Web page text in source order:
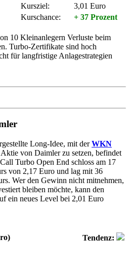
Kursziel:
3,01 Euro
Kurschance:
+ 37 Prozent
10 Kleinanlegern Verluste beim
Turbo-Zertifikate sind hoch
für langfristige Anlagestrategien
Long-Idee, mit derWKN
von Daimler zu setzen, befindet
Turbo Open End schloss am 17
von 2,17 Euro und lag mit 36
Wer den Gewinn nicht mitnehmen,
bleiben möchte, kann den
ein neues Level bei 2,01 Euro
Tendenz: